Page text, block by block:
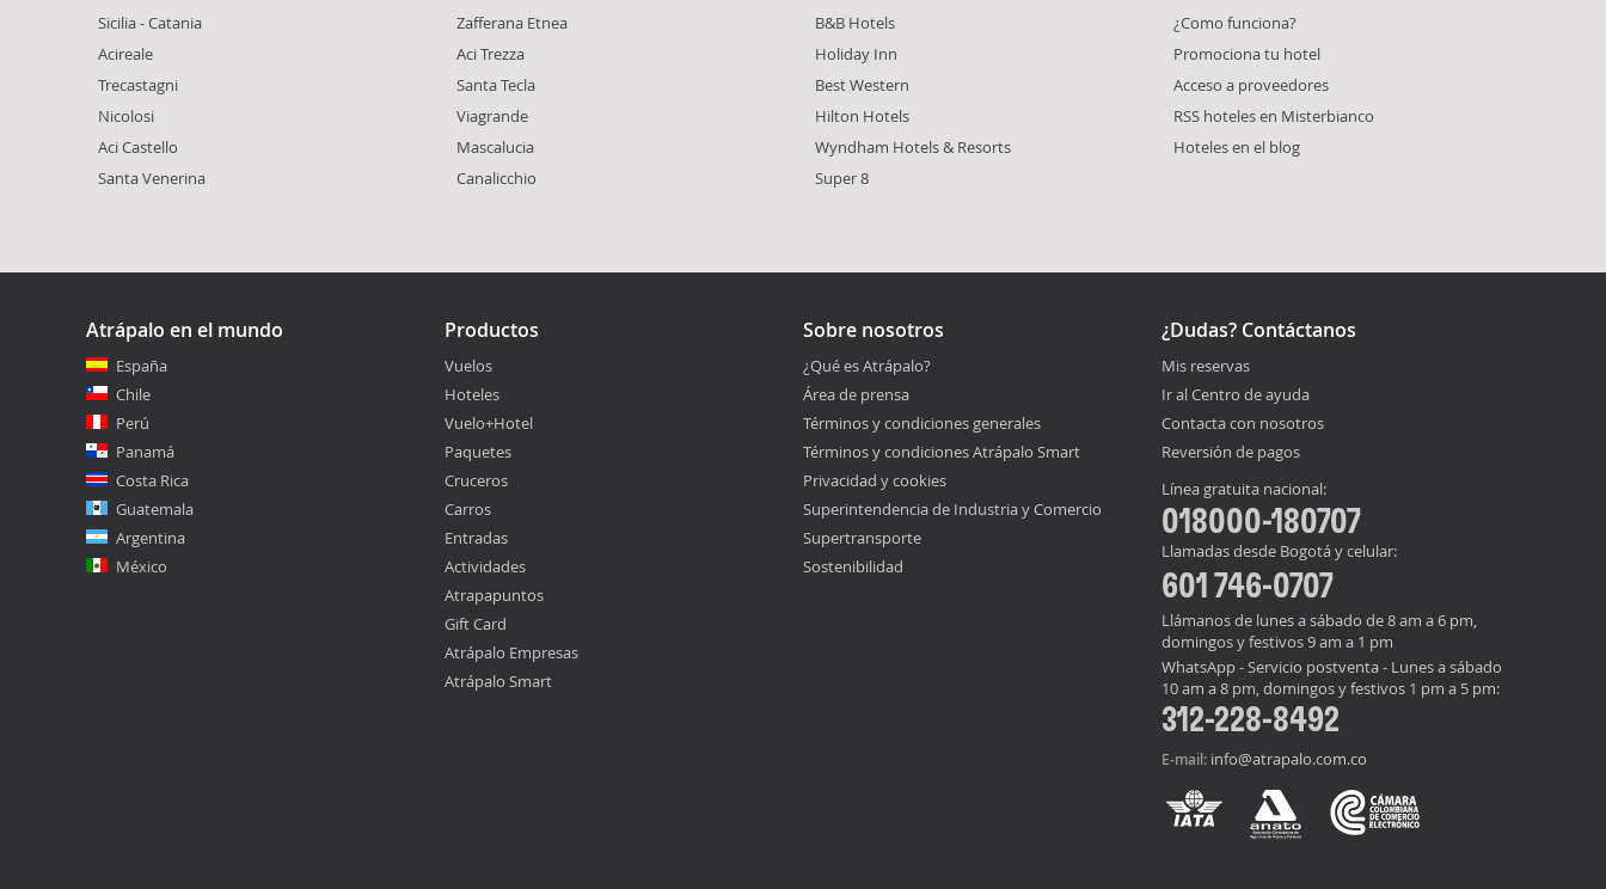
Sicilia - Catania
Acireale
Trecastagni
Nicolosi
Aci Castello
Santa Venerina
Zafferana Etnea
Aci Trezza
Santa Tecla
Viagrande
Mascalucia
Canalicchio
B&B Hotels
Holiday Inn
Best Western
Hilton Hotels
Wyndham Hotels & Resorts
Super 8
¿Como funciona?
Promociona tu hotel
Acceso a proveedores
RSS hoteles en Misterbianco
Hoteles en el blog
Atrápalo en el mundo
España
Chile
Perú
Panamá
Costa Rica
Guatemala
Argentina
México
Productos
Vuelos
Hoteles
Vuelo+Hotel
Paquetes
Cruceros
Carros
Entradas
Actividades
Atrapapuntos
Gift Card
Atrápalo Empresas
Atrápalo Smart
Sobre nosotros
¿Qué es Atrápalo?
Área de prensa
Términos y condiciones generales
Términos y condiciones Atrápalo Smart
Privacidad y cookies
Superintendencia de Industria y Comercio
Supertransporte
Sostenibilidad
¿Dudas? Contáctanos
Mis reservas
Ir al Centro de ayuda
Contacta con nosotros
Reversión de pagos
Línea gratuita nacional:
018000-180707
Llamadas desde Bogotá y celular:
601 746-0707
Llámanos de lunes a sábado de 8 am a 6 pm,
domingos y festivos 9 am a 1 pm
WhatsApp - Servicio postventa - Lunes a sábado
10 am a 8 pm, domingos y festivos 1 pm a 5 pm:
312-228-8492
E-mail: info@atrapalo.com.co